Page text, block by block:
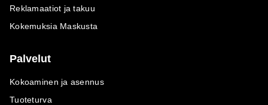
Reklamaatiot ja takuu
Kokemuksia Maskusta
Palvelut
Kokoaminen ja asennus
Tuoteturva